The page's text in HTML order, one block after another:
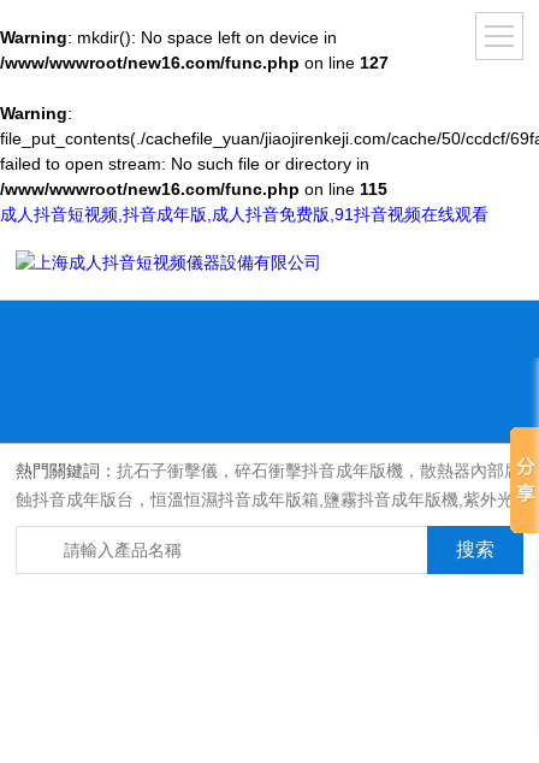
Warning: mkdir(): No space left on device in
/www/wwwroot/new16.com/func.php on line 127
Warning:
file_put_contents(./cachefile_yuan/jiaojirenkeji.com/cache/50/ccdcf/
failed to open stream: No such file or directory in
/www/wwwroot/new16.com/func.php on line 115
成人抖音短视频,抖音成年版,成人抖音免费版,91抖音视频在线观看
熱門關鍵詞：抗石子衝擊儀，碎石衝擊抖音成年版機，散熱器內部腐
蝕抖音成年版台，恒溫恒濕抖音成年版箱,鹽霧抖音成年版機,紫外光
耐氣候老化抖音成年版箱,氙燈老化抖音成年版箱，沙塵抖音成年版
箱，淋雨抖音成年版箱，汽車內飾材料燃燒抖音成年版機